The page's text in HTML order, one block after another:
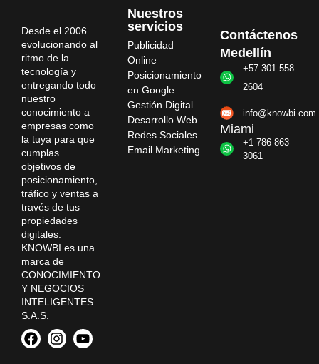
Desde el 2006
evolucionando al
ritmo de la
tecnología y
entregando todo
nuestro
conocimiento a
empresas como
la tuya para que
cumplas
objetivos de
posicionamiento,
tráfico y ventas a
través de tus
propiedades
digitales.
KNOWBI es una
marca de
CONOCIMIENTO
Y NEGOCIOS
INTELIGENTES
S.A.S.
Nuestros
servicios
Publicidad
Online
Posicionamiento
en Google
Gestión Digital
Desarrollo Web
Redes Sociales
Email Marketing
Contáctenos
Medellín
+57 301 558
2604
info@knowbi.com
Miami
+1 786 863
3061